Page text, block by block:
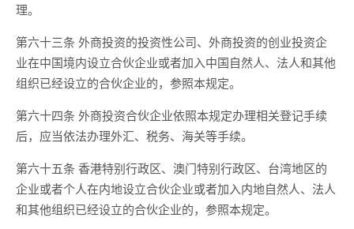
理。
第六十三条 外商投资的投资性公司、外商投资的创业投资企
业在中国境内设立合伙企业或者加入中国自然人、法人和其他
组织已经设立的合伙企业的，参照本规定。
第六十四条 外商投资合伙企业依照本规定办理相关登记手续
后，应当依法办理外汇、税务、海关等手续。
第六十五条 香港特别行政区、澳门特别行政区、台湾地区的
企业或者个人在内地设立合伙企业或者加入内地自然人、法人
和其他组织已经设立的合伙企业的，参照本规定。